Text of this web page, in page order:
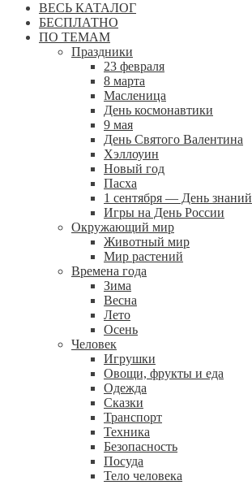
ВЕСЬ КАТАЛОГ
БЕСПЛАТНО
ПО ТЕМАМ
Праздники
23 февраля
8 марта
Масленица
День космонавтики
9 мая
День Святого Валентина
Хэллоуин
Новый год
Пасха
1 сентября — День знаний
Игры на День России
Окружающий мир
Животный мир
Мир растений
Времена года
Зима
Весна
Лето
Осень
Человек
Игрушки
Овощи, фрукты и еда
Одежда
Сказки
Транспорт
Техника
Безопасность
Посуда
Тело человека